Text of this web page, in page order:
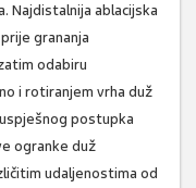
Najdistalnija ablacijska
grananja
odabiru
i rotiranjem vrha duž
postupka
ogranke duž
udaljenostima od